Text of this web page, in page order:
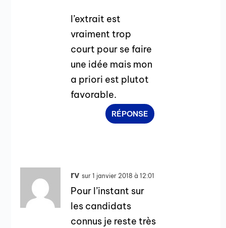
l’extrait est
vraiment trop
court pour se faire
une idée mais mon
a priori est plutot
favorable.
RÉPONSE
rv sur 1 janvier 2018 à 12:01
Pour l’instant sur
les candidats
connus je reste très